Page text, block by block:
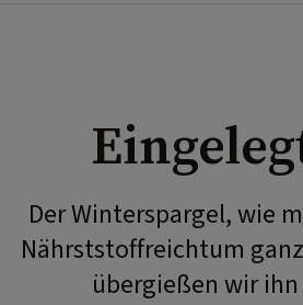
Der Winterspargel, wie
Nährststoffreichtum
übergießen wir